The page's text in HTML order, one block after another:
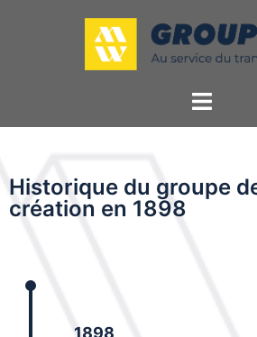
Historique du groupe
création en 1898
1898